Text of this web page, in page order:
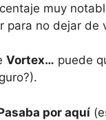
muy
para no dejar de
Vortex… puede
por aquí